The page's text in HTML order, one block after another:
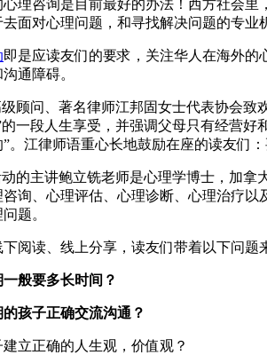
理咨询是目前最好的办法！西方社会
面对心理问题，和寻找解决问题的专业
即是应读友们的要求，关注华人在海外
通障碍。
顾问、著名律师江邦固女士代表协会致
一段人生享受，并强调父母只有经营
。江律师语重心长地鼓励在座的读友们
的主讲鲍立铣老师是心理学博士，加
询、心理评估、心理诊断、心理治疗
题。
阅读、线上分享，读友们带着以下问题
般要多长时间？
孩子正确交流沟通？
立正确的人生观，价值观？